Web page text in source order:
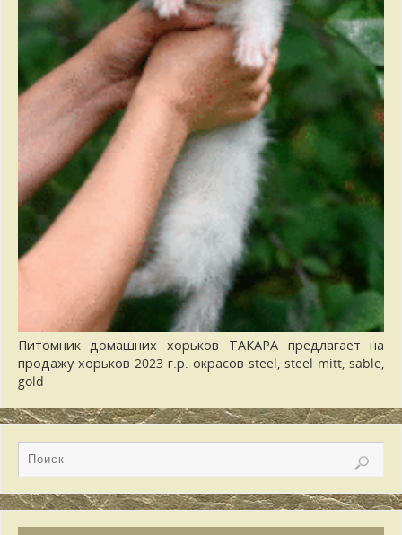
Питомник домашних хорьков ТАКАРА предлагает на
продажу хорьков 2023 г.р. окрасов steel, steel mitt, sable,
gold